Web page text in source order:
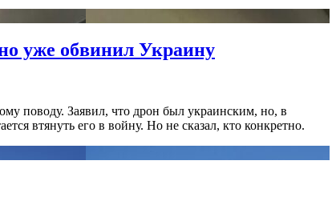
уже обвинил Украину
поводу. Заявил, что дрон был украинским, но, в
втянуть его в войну. Но не сказал, кто конкретно.